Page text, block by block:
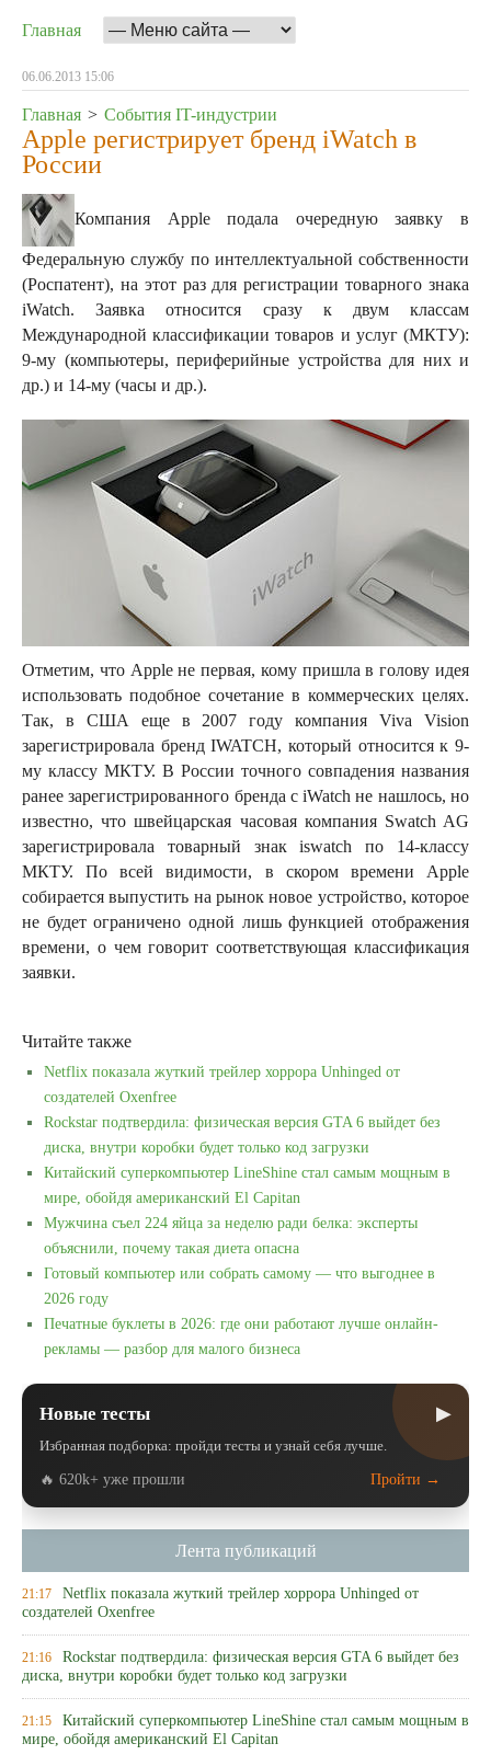
Главная
06.06.2013 15:06
Главная > События IT-индустрии
Apple регистрирует бренд iWatch в
России
Компания Apple подала очередную заявку в
Федеральную службу по интеллектуальной собственности
(Роспатент), на этот раз для регистрации товарного знака
iWatch. Заявка относится сразу к двум классам
Международной классификации товаров и услуг (МКТУ):
9-му (компьютеры, периферийные устройства для них и
др.) и 14-му (часы и др.).
Отметим, что Apple не первая, кому пришла в голову идея
использовать подобное сочетание в коммерческих целях.
Так, в США еще в 2007 году компания Viva Vision
зарегистрировала бренд IWATCH, который относится к 9-
му классу МКТУ. В России точного совпадения названия
ранее зарегистрированного бренда с iWatch не нашлось, но
известно, что швейцарская часовая компания Swatch AG
зарегистрировала товарный знак iswatch по 14-классу
МКТУ. По всей видимости, в скором времени Apple
собирается выпустить на рынок новое устройство, которое
не будет ограничено одной лишь функцией отображения
времени, о чем говорит соответствующая классификация
заявки.
Читайте также
Netflix показала жуткий трейлер хоррора Unhinged от
создателей Oxenfree
Rockstar подтвердила: физическая версия GTA 6 выйдет без
диска, внутри коробки будет только код загрузки
Китайский суперкомпьютер LineShine стал самым мощным в
мире, обойдя американский El Capitan
Мужчина съел 224 яйца за неделю ради белка: эксперты
объяснили, почему такая диета опасна
Готовый компьютер или собрать самому — что выгоднее в
2026 году
Печатные буклеты в 2026: где они работают лучше онлайн-
рекламы — разбор для малого бизнеса
Новые тесты ▶
Избранная подборка: пройди тесты и узнай себя лучше.
🔥 620k+ уже прошли Пройти →
Лента публикаций
21:17 Netflix показала жуткий трейлер хоррора Unhinged от
создателей Oxenfree
21:16 Rockstar подтвердила: физическая версия GTA 6 выйдет без
диска, внутри коробки будет только код загрузки
21:15 Китайский суперкомпьютер LineShine стал самым мощным в
мире, обойдя американский El Capitan